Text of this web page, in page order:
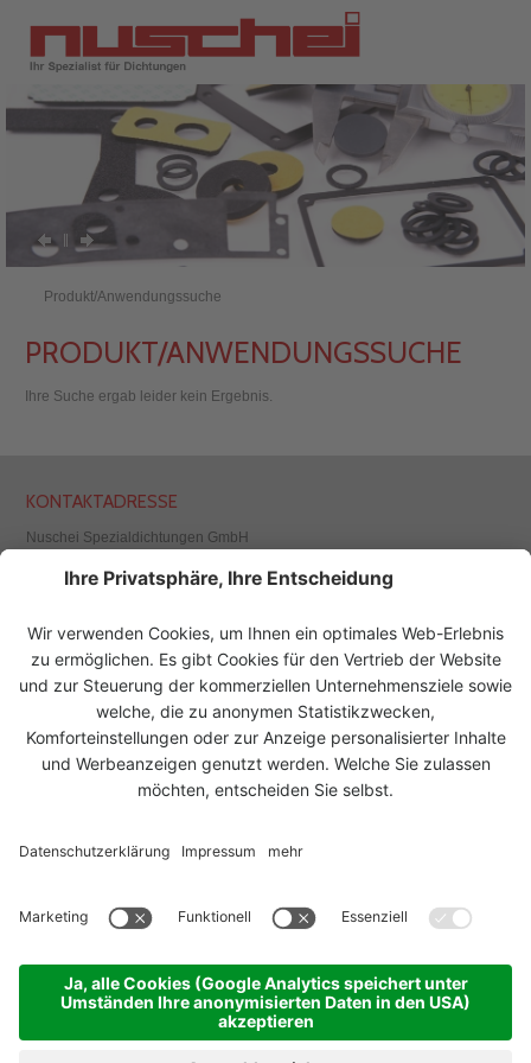
Produkt/Anwendungssuche
PRODUKT/ANWENDUNGSSUCHE
Ihre Suche ergab leider kein Ergebnis.
UNSERE LÖSUNGEN FÜR
KONTAKTADRESSE
Nuschei Spezialdichtungen GmbH
1230 Wien, Österreich
Fax +43 1 526 65 87
office@nuschei.at
www.nuschei.at
© 2026 Nuschei Spezialdichtungen GmbH
Impressum
Sitemap
Datenschutz Einstellungen